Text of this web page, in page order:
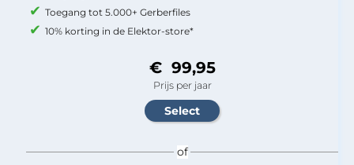
Toegang tot 5.000+ Gerberfiles
10% korting in de Elektor-store*
€ 99,95
Prijs per jaar
of